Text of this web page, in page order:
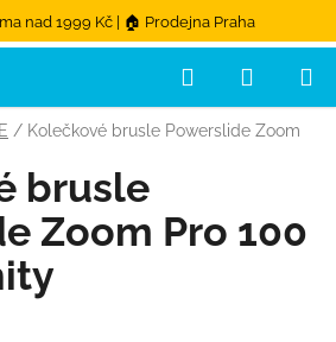
nad 1999 Kč | 🏠 Prodejna Praha
Hledat
/ Kolečkové brusle Powerslide Zoom
brusle
Zoom Pro 100